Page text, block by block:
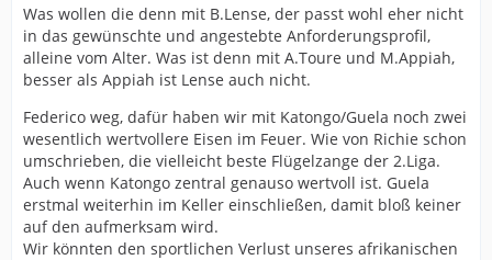
Was wollen die denn mit B.Lense, der passt wohl eher nicht
in das gewünschte und angestebte Anforderungsprofil,
alleine vom Alter. Was ist denn mit A.Toure und M.Appiah,
besser als Appiah ist Lense auch nicht.
Federico weg, dafür haben wir mit Katongo/Guela noch zwei
wesentlich wertvollere Eisen im Feuer. Wie von Richie schon
umschrieben, die vielleicht beste Flügelzange der 2.Liga.
Auch wenn Katongo zentral genauso wertvoll ist. Guela
erstmal weiterhin im Keller einschließen, damit bloß keiner
auf den aufmerksam wird.
Wir könnten den sportlichen Verlust unseres afrikanischen